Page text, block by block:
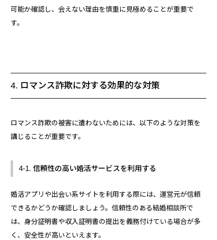
可能か確認し、会えない理由を慎重に見極めることが重要で
す。
4. ロマンス詐欺に対する効果的な対策
ロマンス詐欺の被害に遭わないためには、以下のような対策を
講じることが重要です。
4-1. 信頼性の高い婚活サービスを利用する
婚活アプリや出会い系サイトを利用する際には、運営元が信頼
できるかどうか確認しましょう。信頼性のある結婚相談所で
は、身分証明書や収入証明書の提出を義務付けている場合が多
く、安全性が高いといえます。